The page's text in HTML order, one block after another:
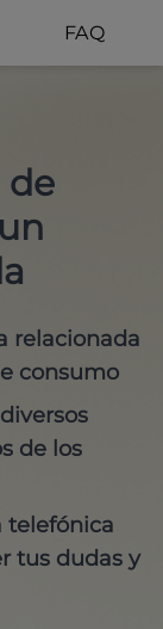
FAQ
de
relacionada
consumo
de los
telefónica
tus dudas y